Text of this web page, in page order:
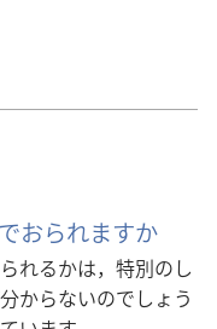
おられますか
れるかは，特別のし
からないのでしょう